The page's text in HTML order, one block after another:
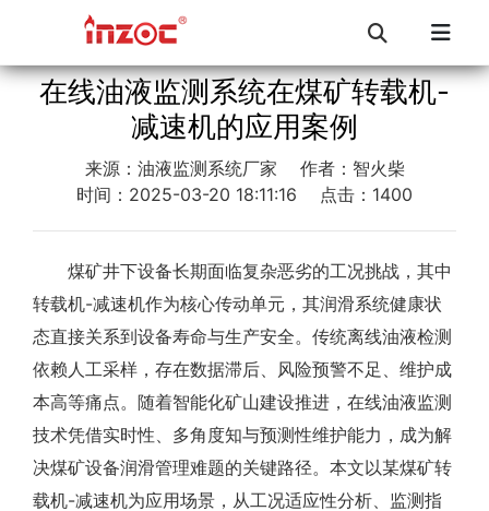
在线油液监测系统在煤矿转载机-
减速机的应用案例
来源：油液监测系统厂家
作者：智火柴
时间：2025-03-20 18:11:16
点击：1400
煤矿井下设备长期面临复杂恶劣的工况挑战，其中
转载机-减速机作为核心传动单元，其润滑系统健康状
态直接关系到设备寿命与生产安全。传统离线油液检测
依赖人工采样，存在数据滞后、风险预警不足、维护成
本高等痛点。随着智能化矿山建设推进，在线油液监测
技术凭借实时性、多角度知与预测性维护能力，成为解
决煤矿设备润滑管理难题的关键路径。本文以某煤矿转
载机-减速机为应用场景，从工况适应性分析、监测指